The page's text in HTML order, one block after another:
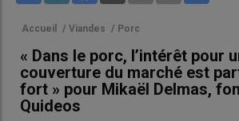
Accueil / Viandes / Porc
« Dans le porc, l’intérêt pour
couverture du marché est
fort » pour Mikaël Delmas,
Quideos